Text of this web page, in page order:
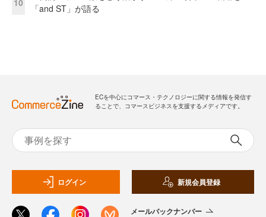
「and ST」が語る
ECを中心にコマース・テクノロジーに関する情報を発信す
ることで、コマースビジネスを支援するメディアです。
ログイン 新規会員登録
メールバックナンバー